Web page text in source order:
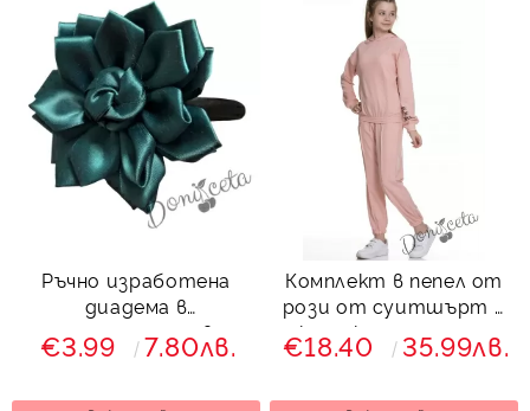
Ръчно изработена
диадема в
тъмнозелено в
формата на цвете от
€3.99 7.80лв.
Комплект в пепел от
рози от суитшърт с
качулка и долнище
€18.40 35.99лв.